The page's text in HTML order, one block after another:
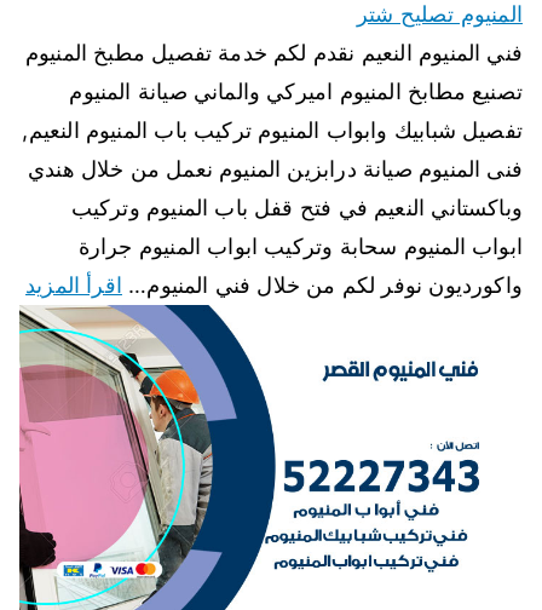
المنيوم تصليح شتر
فني المنيوم النعيم نقدم لكم خدمة تفصيل مطبخ المنيوم
تصنيع مطابخ المنيوم اميركي والماني صيانة المنيوم
تفصيل شبابيك وابواب المنيوم تركيب باب المنيوم النعيم,
فنى المنيوم صيانة درابزين المنيوم نعمل من خلال هندي
وباكستاني النعيم في فتح قفل باب المنيوم وتركيب
ابواب المنيوم سحابة وتركيب ابواب المنيوم جرارة
واكورديون نوفر لكم من خلال فني المنيوم… اقرأ المزيد